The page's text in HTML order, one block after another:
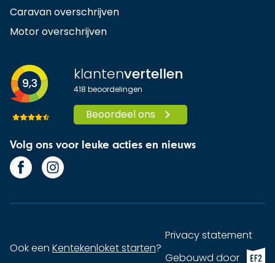
Caravan overschrijven
Motor overschrijven
9,3 klantenvertellen
418 beoordelingen
Beoordeel ons
Volg ons voor leuke acties en nieuws
Ook een Kentekenloket starten?
Privacy statement
Gebouwd doorEF2